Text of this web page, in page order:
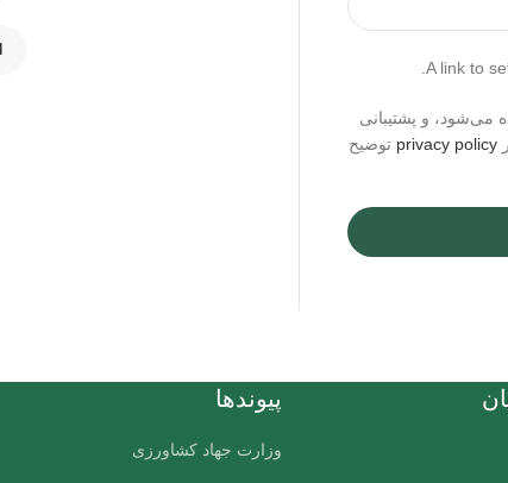
A link to
و پشتیبانی
privacy policy توضیح
پیوندها
وزارت جهاد کشاورزی